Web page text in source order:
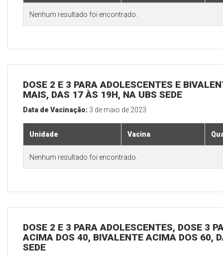
Nenhum resultado foi encontrado.
DOSE 2 E 3 PARA ADOLESCENTES E
MAIS, DAS 17 ÀS 19H, NA UBS SEDE
Data de Vacinação: 3 de maio de 2023
Unidade Vacina
Nenhum resultado foi encontrado.
DOSE 2 E 3 PARA ADOLESCENTES, DOSE 3
ACIMA DOS 40, BIVALENTE ACIMA DOS 60,
SEDE